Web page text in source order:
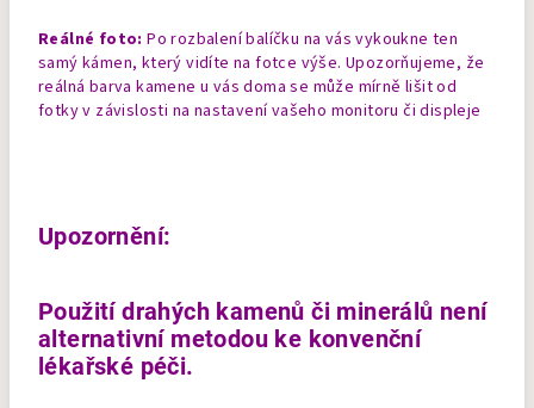
Reálné foto: Po rozbalení balíčku na vás vykoukne ten
samý kámen, který vidíte na fotce výše. Upozorňujeme, že
reálná barva kamene u vás doma se může mírně lišit od
fotky v závislosti na nastavení vašeho monitoru či displeje
Upozornění:
Použití drahých kamenů či minerálů není
alternativní metodou ke konvenční
lékařské péči.